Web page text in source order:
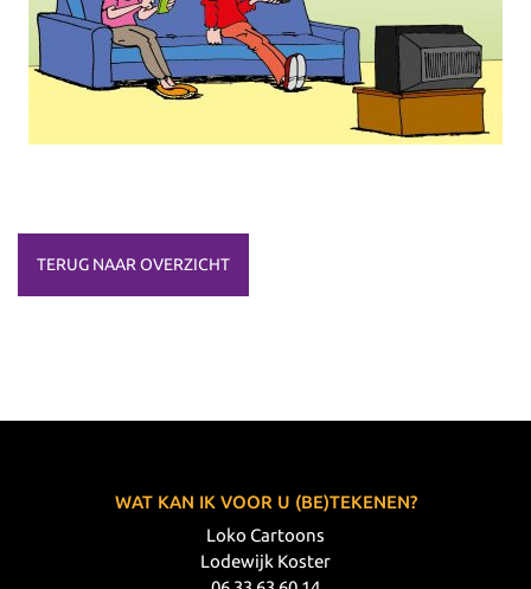
TERUG NAAR OVERZICHT
WAT KAN IK VOOR U (BE)TEKENEN?
Loko Cartoons
Lodewijk Koster